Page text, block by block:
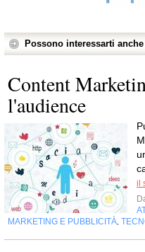
Possono interessarti
Content
l'audience
il
MARKETING E PUBBLICITÀ,